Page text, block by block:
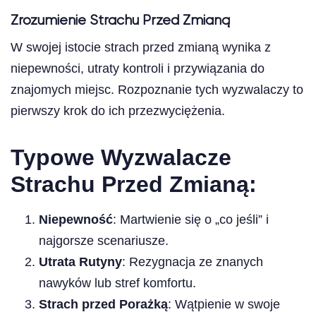
Zrozumienie Strachu Przed Zmianą
W swojej istocie strach przed zmianą wynika z
niepewności, utraty kontroli i przywiązania do
znajomych miejsc. Rozpoznanie tych wyzwalaczy to
pierwszy krok do ich przezwyciężenia.
Typowe Wyzwalacze
Strachu Przed Zmianą:
Niepewność: Martwienie się o „co jeśli” i
najgorsze scenariusze.
Utrata Rutyny: Rezygnacja ze znanych
nawyków lub stref komfortu.
Strach przed Porażką: Wątpienie w swoje